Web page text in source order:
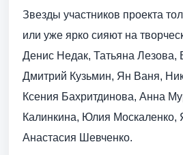
Звезды участников проекта
или уже ярко сияют на
Денис Недак, Татьяна Лезова,
Дмитрий Кузьмин, Ян Ваня,
Ксения Бахритдинова, Анна
Калинкина, Юлия Москаленко,
Анастасия Шевченко.